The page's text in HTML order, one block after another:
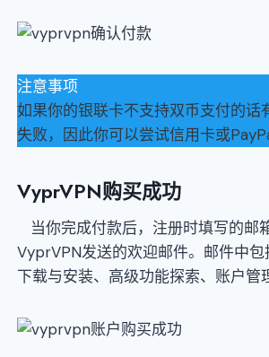
注意事项
如果你的银联卡不支持双币支付的话
失败，因此你可以尝试信用卡或
VyprVPN购买成功
当你完成付款后，注册时填写的邮
VyprVPN发送的欢迎邮件。邮件中
下载与安装、高级功能探索、账户管